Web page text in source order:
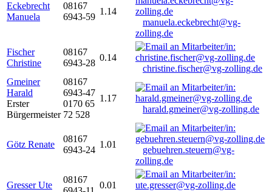
Eckebrecht
Manuela
08167
6943-59
1.14
manuela.eckebrecht@vg-
zolling.de
Fischer
Christine
08167
6943-28
0.14
christine.fischer@vg-zolling.de
Gmeiner
Harald
Erster
Bürgermeister
08167
6943-47
0170 65
72 528
1.17
harald.gmeiner@vg-zolling.de
Götz Renate
08167
6943-24
1.01
gebuehren.steuern@vg-
zolling.de
Gresser Ute
08167
0.01